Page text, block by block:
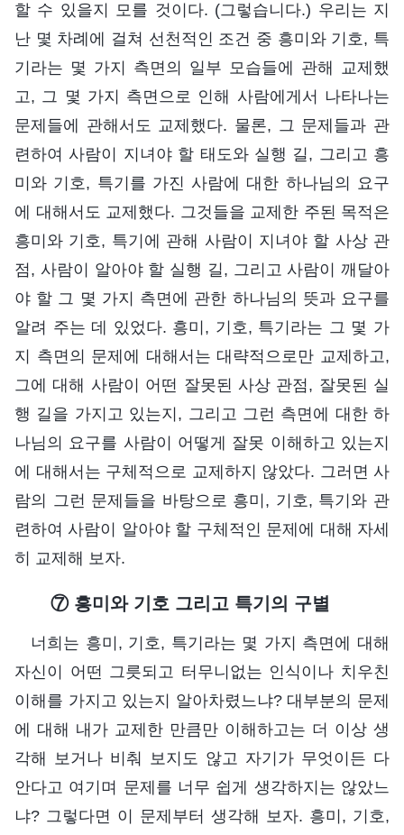
할 수 있을지 모를 것이다. (그렇습니다.) 우리는 지
난 몇 차례에 걸쳐 선천적인 조건 중 흥미와 기호, 특
기라는 몇 가지 측면의 일부 모습들에 관해 교제했
고, 그 몇 가지 측면으로 인해 사람에게서 나타나는
문제들에 관해서도 교제했다. 물론, 그 문제들과 관
련하여 사람이 지녀야 할 태도와 실행 길, 그리고 흥
미와 기호, 특기를 가진 사람에 대한 하나님의 요구
에 대해서도 교제했다. 그것들을 교제한 주된 목적은
흥미와 기호, 특기에 관해 사람이 지녀야 할 사상 관
점, 사람이 알아야 할 실행 길, 그리고 사람이 깨달아
야 할 그 몇 가지 측면에 관한 하나님의 뜻과 요구를
알려 주는 데 있었다. 흥미, 기호, 특기라는 그 몇 가
지 측면의 문제에 대해서는 대략적으로만 교제하고,
그에 대해 사람이 어떤 잘못된 사상 관점, 잘못된 실
행 길을 가지고 있는지, 그리고 그런 측면에 대한 하
나님의 요구를 사람이 어떻게 잘못 이해하고 있는지
에 대해서는 구체적으로 교제하지 않았다. 그러면 사
람의 그런 문제들을 바탕으로 흥미, 기호, 특기와 관
련하여 사람이 알아야 할 구체적인 문제에 대해 자세
히 교제해 보자.
⑦ 흥미와 기호 그리고 특기의 구별
너희는 흥미, 기호, 특기라는 몇 가지 측면에 대해
자신이 어떤 그릇되고 터무니없는 인식이나 치우친
이해를 가지고 있는지 알아차렸느냐? 대부분의 문제
에 대해 내가 교제한 만큼만 이해하고는 더 이상 생
각해 보거나 비춰 보지도 않고 자기가 무엇이든 다
안다고 여기며 문제를 너무 쉽게 생각하지는 않았느
냐? 그렇다면 이 문제부터 생각해 보자. 흥미, 기호,